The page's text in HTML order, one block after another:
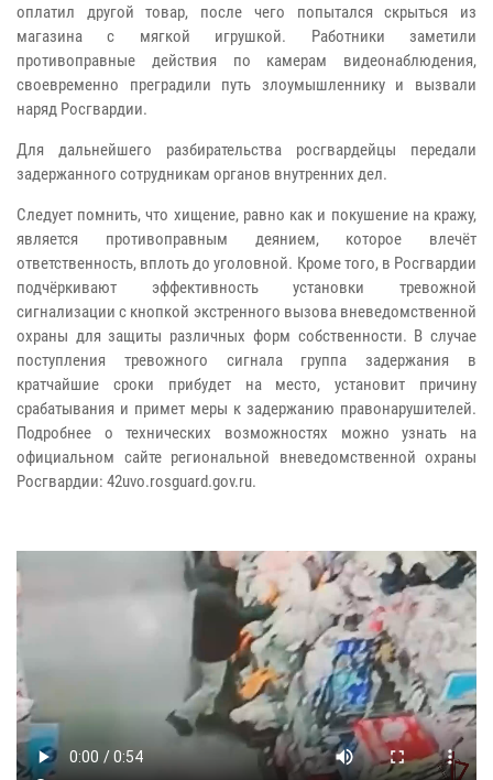
оплатил другой товар, после чего попытался скрыться из
магазина с мягкой игрушкой. Работники заметили
противоправные действия по камерам видеонаблюдения,
своевременно преградили путь злоумышленнику и вызвали
наряд Росгвардии.
Для дальнейшего разбирательства росгвардейцы передали
задержанного сотрудникам органов внутренних дел.
Следует помнить, что хищение, равно как и покушение на кражу,
является противоправным деянием, которое влечёт
ответственность, вплоть до уголовной. Кроме того, в Росгвардии
подчёркивают эффективность установки тревожной
сигнализации с кнопкой экстренного вызова вневедомственной
охраны для защиты различных форм собственности. В случае
поступления тревожного сигнала группа задержания в
кратчайшие сроки прибудет на место, установит причину
срабатывания и примет меры к задержанию правонарушителей.
Подробнее о технических возможностях можно узнать на
официальном сайте региональной вневедомственной охраны
Росгвардии: 42uvo.rosguard.gov.ru.